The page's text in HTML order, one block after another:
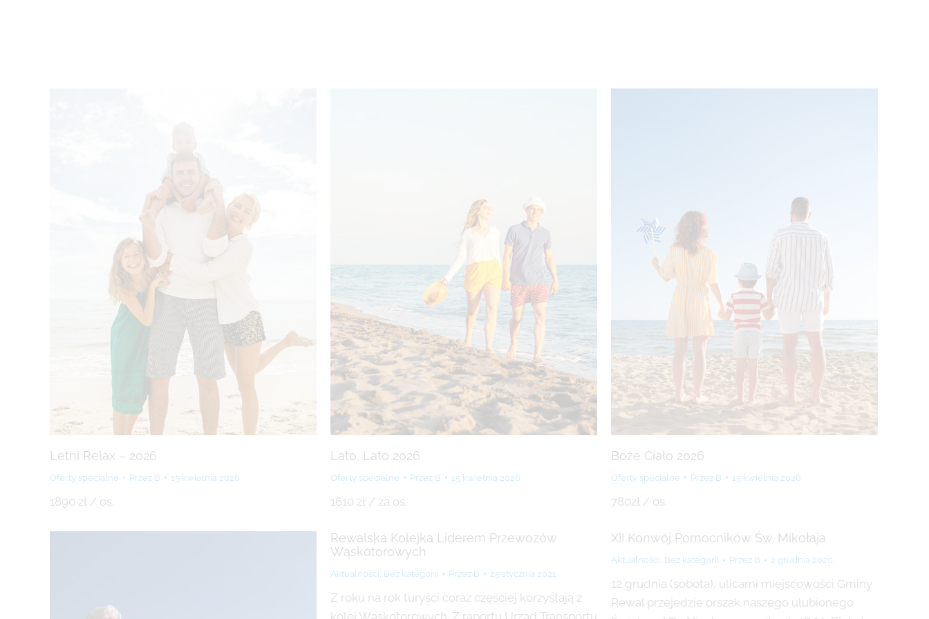
Letni Relax – 2026
Oferty specjalne Przez B 15 kwietnia 2026
1890 zł / os.
Lato, Lato 2026
Oferty specjalne Przez B 15 kwietnia 2026
1610 zł / za os.
Boże Ciało 2026
Oferty specjalne Przez B 15 kwietnia 2026
780zł / os.
Rewalska Kolejka Liderem Przewozów
Wąskotorowych
Aktualności, Bez kategorii Przez B 25 stycznia 2021
Z roku na rok turyści coraz częściej korzystają z
kolei Wąskotorowych. Z raportu Urząd Transportu
XII Konwój Pomocników Św. Mikołaja
Aktualności, Bez kategorii Przez B 2 grudnia 2020
12 grudnia (sobota), ulicami miejscowości Gminy
Rewal przejedzie orszak naszego ulubionego